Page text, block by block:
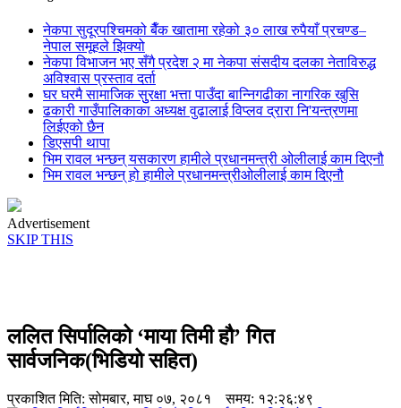
नेकपा सुदूरपश्चिमको बैँक खातामा रहेको ३० लाख रुपैयाँ प्रचण्ड–
नेपाल समूहले झिक्य‍ो
नेकपा विभाजन भए सँगै प्रदेश २ मा नेकपा संसदीय दलका नेताविरुद्ध
अविश्वास प्रस्ताव दर्ता
घर घरमै सामाजिक सुुरक्षा भत्ता पाउँदा बान्निगढीका नागरिक खुसि
ढकारी गाउँपालिकाका अध्यक्ष वुढालाई विप्लव द्रारा नि'यन्त्रणमा
लिईएको छैन
डिएसपी थापा
भिम रावल भन्छन् यसकारण हामीले प्रधानमन्त्री ओलीलाई काम दिएनौ
भिम रावल भन्छन् हो हामीले प्रधानमन्त्रीओलीलाई काम दिएनौ
Advertisement
SKIP THIS
ललित सिर्पालिको ‘माया तिमी हौ’ गित
सार्वजनिक(भिडियो सहित)
प्रकाशित मिति:सोमबार, माघ ०७, २०८१ समय: १२:२६:४९